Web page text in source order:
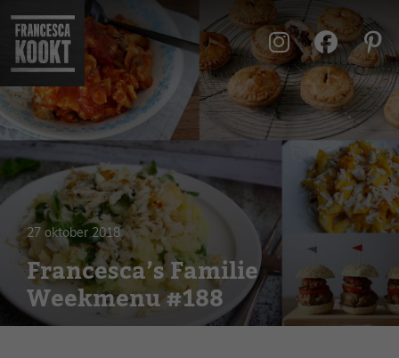
naar
inhoud
27 oktober 2018
Francesca’s Familie
Weekmenu #188